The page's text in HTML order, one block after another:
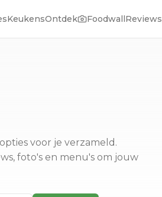
KeukensOntdek FoodwallReviews
voor je verzameld.
foto's en menu's om jouw